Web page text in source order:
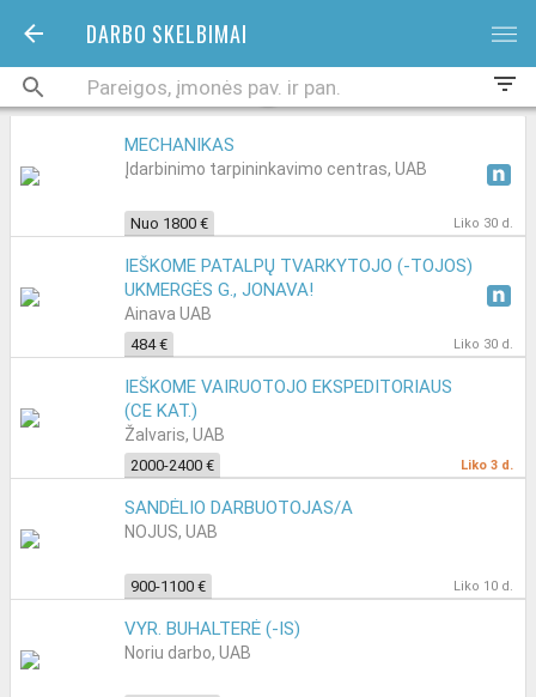
DARBO SKELBIMAI bars
filter_list
MECHANIKAS
Įdarbinimo tarpininkavimo centras, UAB
Nuo 1800 € Liko 30 d.
IEŠKOME PATALPŲ TVARKYTOJO (-TOJOS)
UKMERGĖS G., JONAVA!
Ainava UAB
484 € Liko 30 d.
IEŠKOME VAIRUOTOJO EKSPEDITORIAUS
(CE KAT.)
Žalvaris, UAB
2000-2400 € Liko 3 d.
SANDĖLIO DARBUOTOJAS/A
NOJUS, UAB
900-1100 € Liko 10 d.
VYR. BUHALTERĖ (-IS)
Noriu darbo, UAB